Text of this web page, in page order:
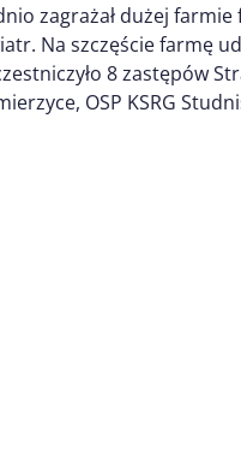
zagrażał dużej
Na szczęście farmę
8 zastępów
OSP KSRG